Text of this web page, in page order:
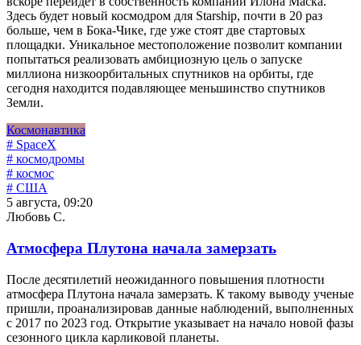
Здесь будет новый космодром для Starship, почти в 20 раз
больше, чем в Бока-Чике, где уже стоят две стартовых
площадки. Уникальное местоположение позволит компании
попытаться реализовать амбициозную цель о запуске
миллиона низкоорбитальных спутников на орбиты, где
сегодня находится подавляющее меньшинство спутников
Земли.
Космонавтика
# SpaceX
# космодромы
# космос
# США
5 августа, 09:20
Любовь С.
Атмосфера Плутона начала замерзать
После десятилетий неожиданного повышения плотности
атмосфера Плутона начала замерзать. К такому выводу ученые
пришли, проанализировав данные наблюдений, выполненных
с 2017 по 2023 год. Открытие указывает на начало новой фазы
сезонного цикла карликовой планеты.